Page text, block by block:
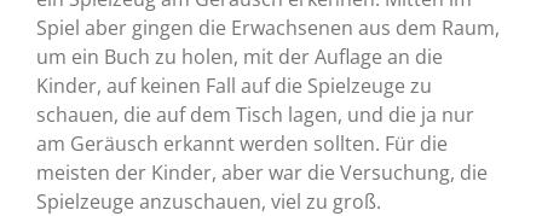
Spiel aber gingen die Erwachsenen aus dem Raum,
um ein Buch zu holen, mit der Auflage an die
Kinder, auf keinen Fall auf die Spielzeuge zu
schauen, die auf dem Tisch lagen, und die ja nur
am Geräusch erkannt werden sollten. Für die
meisten der Kinder, aber war die Versuchung, die
Spielzeuge anzuschauen, viel zu groß.